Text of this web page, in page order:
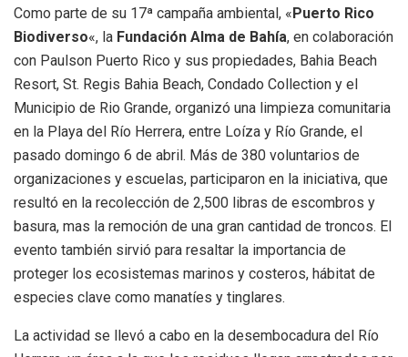
Como parte de su 17ª campaña ambiental, « Puerto Rico
Biodiverso«, la Fundación Alma de Bahía, en colaboración
con Paulson Puerto Rico y sus propiedades, Bahia Beach
Resort, St. Regis Bahia Beach, Condado Collection y el
Municipio de Rio Grande, organizó una limpieza comunitaria
en la Playa del Río Herrera, entre Loíza y Río Grande, el
pasado domingo 6 de abril. Más de 380 voluntarios de
organizaciones y escuelas, participaron en la iniciativa, que
resultó en la recolección de 2,500 libras de escombros y
basura, mas la remoción de una gran cantidad de troncos. El
evento también sirvió para resaltar la importancia de
proteger los ecosistemas marinos y costeros, hábitat de
especies clave como manatíes y tinglares.
La actividad se llevó a cabo en la desembocadura del Río